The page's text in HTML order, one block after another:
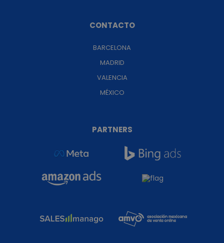
CONTACTO
BARCELONA
MADRID
VALENCIA
MÉXICO
PARTNERS